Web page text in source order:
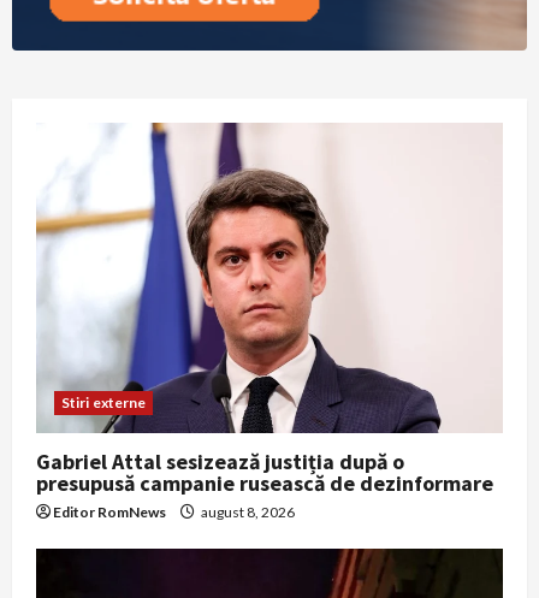
Stiri externe
Gabriel Attal sesizează justiția după o
presupusă campanie rusească de dezinformare
Editor RomNews august 8, 2026